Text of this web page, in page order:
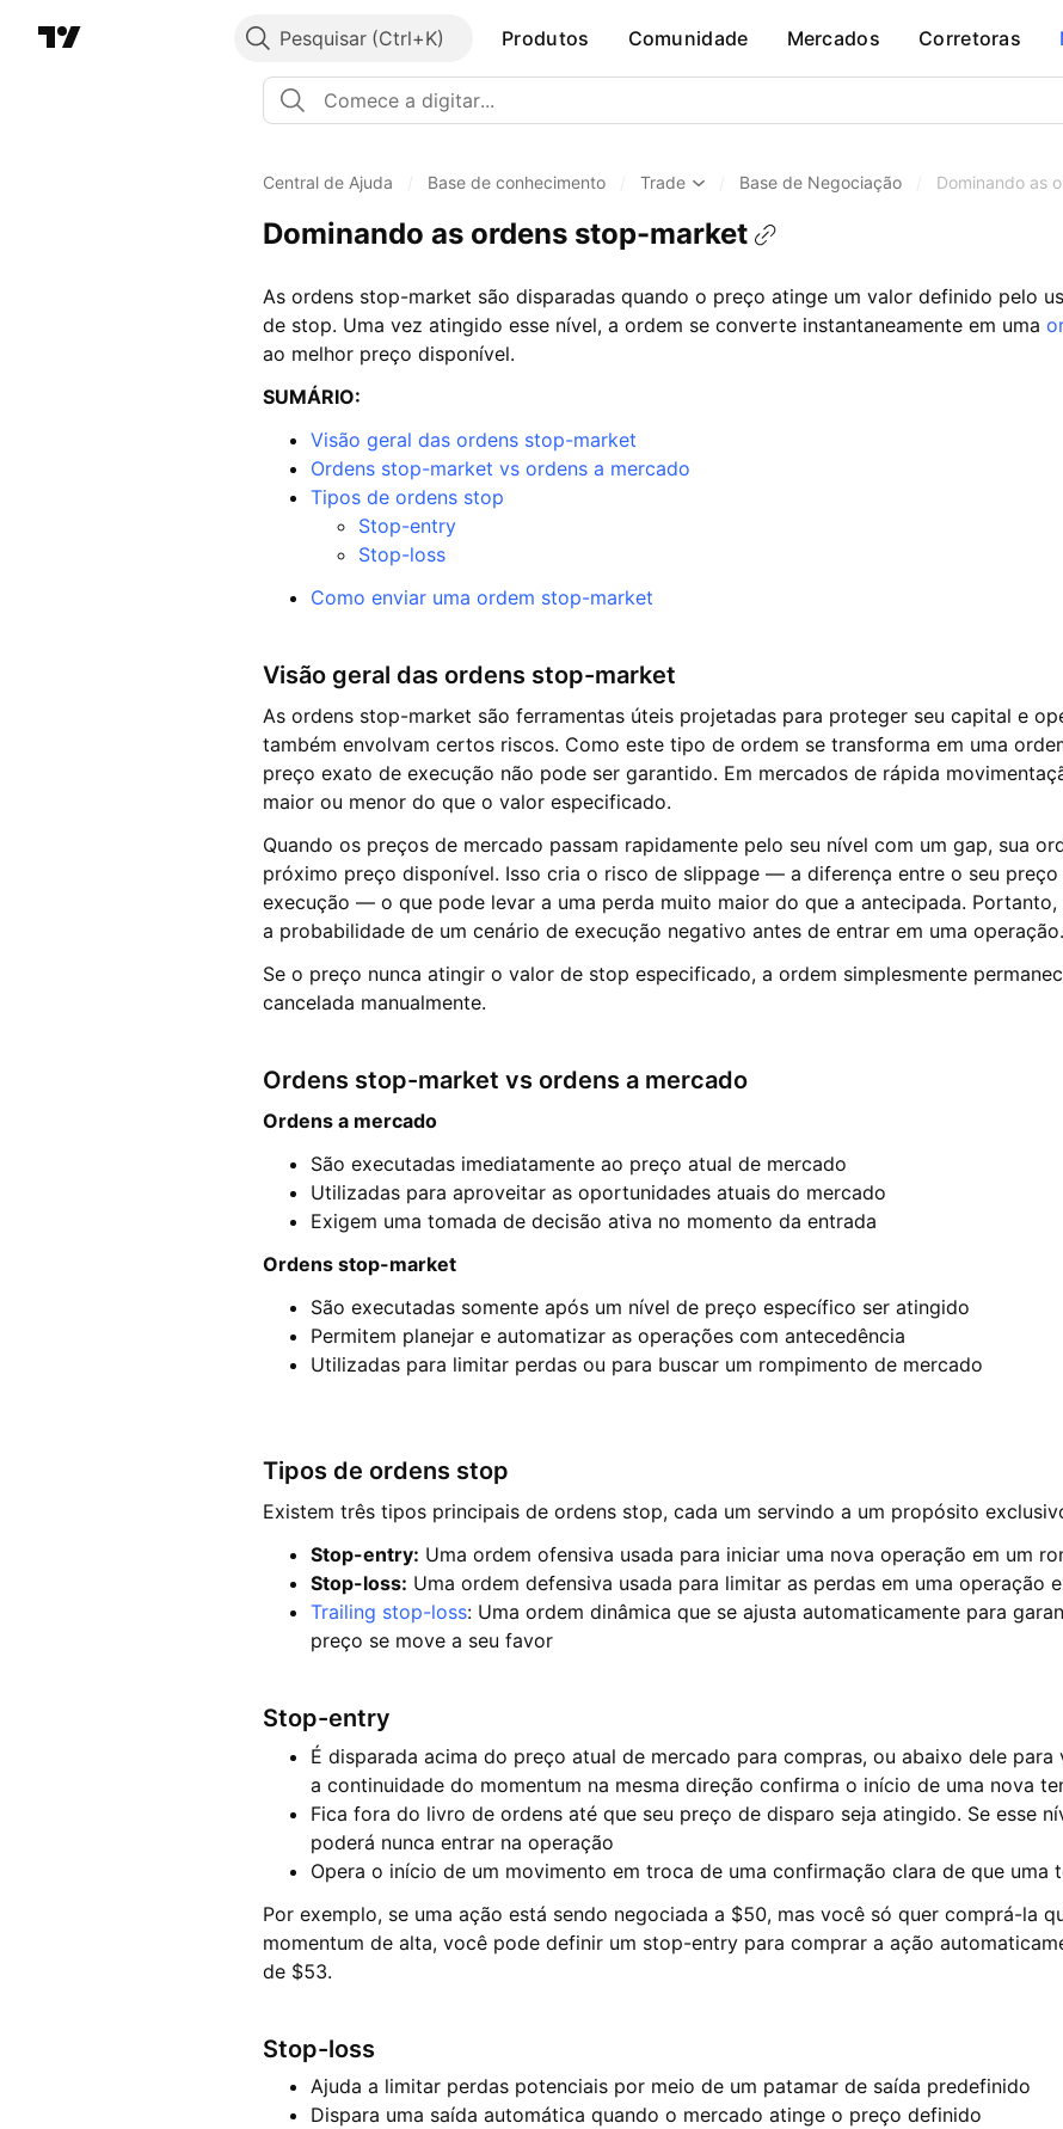
Pesquisar Produtos Comunidade Mercados Corretoras
Central de Ajuda Base de conhecimento Trade Base de Negociação Dominando as
Dominando as ordens stop-market
As ordens stop-market são disparadas quando o preço atinge um valor definido pelo
de stop. Uma vez atingido esse nível, a ordem se converte instantaneamente em uma
ao melhor preço disponível.
SUMÁRIO:
Visão geral das ordens stop-market
Ordens stop-market vs ordens a mercado
Tipos de ordens stop
Stop-entry
Stop-loss
Como enviar uma ordem stop-market
Visão geral das ordens stop-market
As ordens stop-market são ferramentas úteis projetadas para proteger seu capital e
também envolvam certos riscos. Como este tipo de ordem se transforma em uma
preço exato de execução não pode ser garantido. Em mercados de rápida
maior ou menor do que o valor especificado.
Quando os preços de mercado passam rapidamente pelo seu nível com um gap, sua
próximo preço disponível. Isso cria o risco de slippage — a diferença entre o seu
execução — o que pode levar a uma perda muito maior do que a antecipada.
a probabilidade de um cenário de execução negativo antes de entrar em uma operação.
Se o preço nunca atingir o valor de stop especificado, a ordem simplesmente
cancelada manualmente.
Ordens stop-market vs ordens a mercado
Ordens a mercado
São executadas imediatamente ao preço atual de mercado
Utilizadas para aproveitar as oportunidades atuais do mercado
Exigem uma tomada de decisão ativa no momento da entrada
Ordens stop-market
São executadas somente após um nível de preço específico ser atingido
Permitem planejar e automatizar as operações com antecedência
Utilizadas para limitar perdas ou para buscar um rompimento de mercado
Tipos de ordens stop
Existem três tipos principais de ordens stop, cada um servindo a um propósito
Stop-entry: Uma ordem ofensiva usada para iniciar uma nova operação em um
Stop-loss: Uma ordem defensiva usada para limitar as perdas em uma operação
Trailing stop-loss: Uma ordem dinâmica que se ajusta automaticamente para
preço se move a seu favor
Stop-entry
É disparada acima do preço atual de mercado para compras, ou abaixo dele para
a continuidade do momentum na mesma direção confirma o início de uma nova
Fica fora do livro de ordens até que seu preço de disparo seja atingido. Se esse
poderá nunca entrar na operação
Opera o início de um movimento em troca de uma confirmação clara de que uma
Por exemplo, se uma ação está sendo negociada a $50, mas você só quer comprá-la
momentum de alta, você pode definir um stop-entry para comprar a ação
de $53.
Stop-loss
Ajuda a limitar perdas potenciais por meio de um patamar de saída predefinido
Dispara uma saída automática quando o mercado atinge o preço definido